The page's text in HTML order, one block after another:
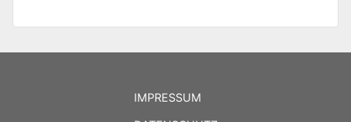
IMPRESSUM